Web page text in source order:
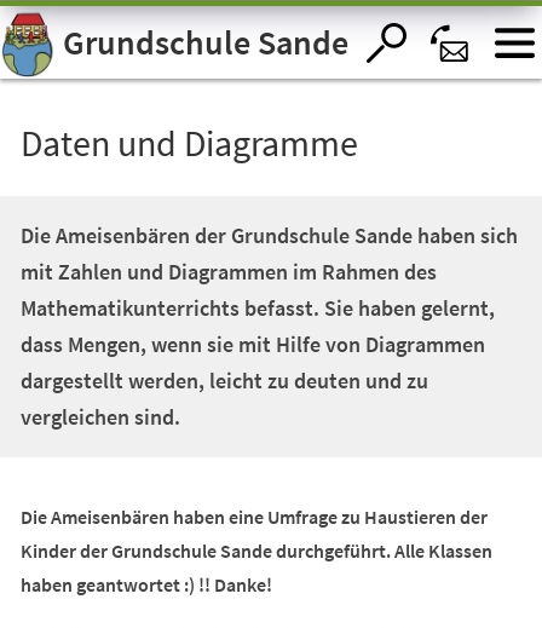
Visuelle
Assistenzsoftware
öffnen. Grundschule Sande
Daten und Diagramme
Die Ameisenbären der Grundschule Sande haben sich
mit Zahlen und Diagrammen im Rahmen des
Mathematikunterrichts befasst. Sie haben gelernt,
dass Mengen, wenn sie mit Hilfe von Diagrammen
dargestellt werden, leicht zu deuten und zu
vergleichen sind.
Die Ameisenbären haben eine Umfrage zu Haustieren der
Kinder der Grundschule Sande durchgeführt. Alle Klassen
haben geantwortet :) !! Danke!